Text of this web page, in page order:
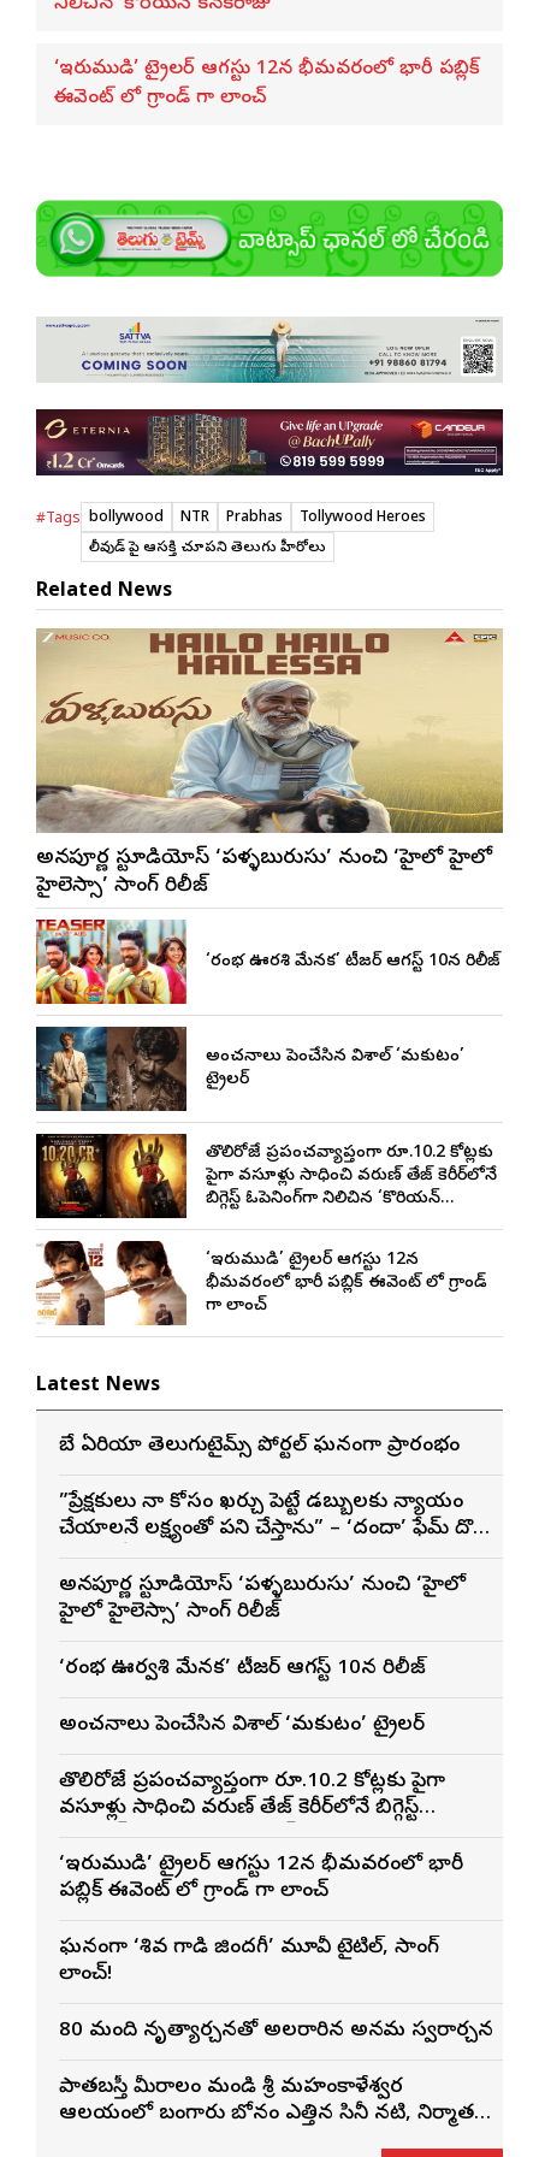
‘ఇరుముడి’ ట్రైలర్ ఆగస్టు 12న భీమవరంలో భారీ పబ్లిక్
ఈవెంట్ లో గ్రాండ్ గా లాంచ్
#Tags bollywood NTR Prabhas
Tollywood Heroes
బాలీవుడ్ పై ఆస‌క్తి చూప‌ని తెలుగు హీరోలు
Related News
అన్నపూర్ణ స్టూడియోస్ ‘పళ్ళబురుసు’ నుంచి ‘హైలో హైలో
హైలెస్సా’ సాంగ్ రిలీజ్
‘రంభ ఊర్వశి మేనక’ టీజర్ ఆగస్ట్ 10న రిలీజ్
అంచనాలు పెంచేసిన విశాల్ ‘మకుటం’
ట్రైలర్
తొలిరోజే ప్రపంచవ్యాప్తంగా రూ.10.2 కోట్లకు
పైగా వసూళ్లు సాధించి వరుణ్ తేజ్ కెరీర్‌లోనే
బిగ్గెస్ట్ ఓపెనింగ్‌గా నిలిచిన ‘కొరియన్
‘ఇరుముడి’ ట్రైలర్ ఆగస్టు 12న
భీమవరంలో భారీ పబ్లిక్ ఈవెంట్ లో గ్రాండ్
గా లాంచ్
Latest News
బే ఏరియా తెలుగుటైమ్స్ పోర్టల్ ఘనంగా ప్రారంభం
”ప్రేక్షకులు నా కోసం ఖర్చు పెట్టే డబ్బులకు న్యాయం
చేయాలనే లక్ష్యంతో పని చేస్తాను” – ‘దందా’ ఫేమ్ దొర
అన్నపూర్ణ స్టూడియోస్ ‘పళ్ళబురుసు’ నుంచి ‘హైలో
హైలో హైలెస్సా’ సాంగ్ రిలీజ్
‘రంభ ఊర్వశి మేనక’ టీజర్ ఆగస్ట్ 10న రిలీజ్
అంచనాలు పెంచేసిన విశాల్ ‘మకుటం’ ట్రైలర్
తొలిరోజే ప్రపంచవ్యాప్తంగా రూ.10.2 కోట్లకు పైగా
వసూళ్లు సాధించి వరుణ్ తేజ్ కెరీర్‌లోనే బిగ్గెస్ట్
‘ఇరుముడి’ ట్రైలర్ ఆగస్టు 12న భీమవరంలో భారీ
పబ్లిక్ ఈవెంట్ లో గ్రాండ్ గా లాంచ్
ఘనంగా ‘శివ గాడి జింద‌గీ’ మూవీ టైటిల్, సాంగ్
లాంచ్!
80 మంది నృత్యార్చనతో అలరారిన అన్నమ స్వరార్చన
పాతబస్తీ మీరాలం మండి శ్రీ మహంకాళేశ్వర
ఆలయంలో బంగారు బోనం ఎత్తిన సినీ నటి, నిర్మాత